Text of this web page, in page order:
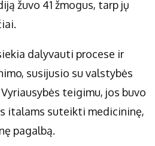
žuvo 41 žmogus, tarp jų
dalyvauti procese ir
susijusio su valstybės
teigimu, jos buvo
italams suteikti medicininę,
pagalbą.